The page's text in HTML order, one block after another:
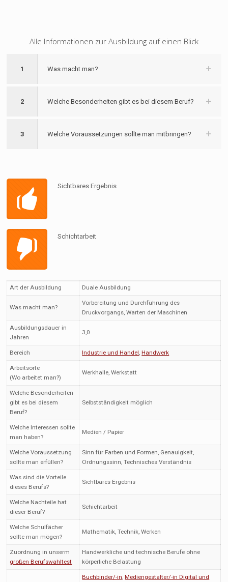
Alle Informationen zur Ausbildung auf einen Blick
1 Was macht man?
2 Welche Besonderheiten gibt es bei diesem Beruf?
3 Welche Voraussetzungen sollte man mitbringen?
Sichtbares Ergebnis
Schichtarbeit
Art der Ausbildung Duale Ausbildung
Was macht man?
Vorbereitung und Durchführung des
Druckvorgangs, Warten der Maschinen
Ausbildungsdauer in
Jahren
3,0
Bereich Industrie und Handel,Handwerk
Arbeitsorte
(Wo arbeitet man?)
Werkhalle, Werkstatt
Welche Besonderheiten
gibt es bei diesem
Beruf?
Selbstständigkeit möglich
Welche Interessen sollte
man haben?
Medien / Papier
Welche Voraussetzung
sollte man erfüllen?
Sinn für Farben und Formen, Genauigkeit,
Ordnungssinn, Technisches Verständnis
Was sind die Vorteile
dieses Berufs?
Sichtbares Ergebnis
Welche Nachteile hat
dieser Beruf?
Schichtarbeit
Welche Schulfächer
sollte man mögen?
Mathematik, Technik, Werken
Zuordnung in unserm
großen Berufswahltest
Handwerkliche und technische Berufe ohne
körperliche Belastung
Buchbinder/-in,Mediengestalter/-in Digital und